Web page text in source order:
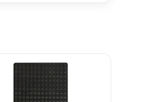
PREZZO
ORIGINALE
ERA:
€19,64.